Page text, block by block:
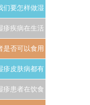
们要怎样做湿
疹的预防工作
疹疾病在生活
中该怎样预防
是否可以食用
鸡蛋
疹皮肤病都有
哪些诱发因素
疹患者在饮食